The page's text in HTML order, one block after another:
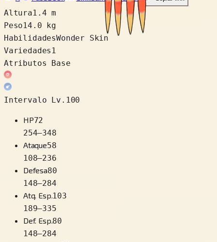
Altura1.4 m
Peso14.0 kg
HabilidadesWonder Skin
Variedades 1
Atributos Base
Intervalo Lv.100
HP72
254–348
Ataque58
108–236
Defesa80
148–284
Atq. Esp.103
189–335
Def. Esp.80
148–284